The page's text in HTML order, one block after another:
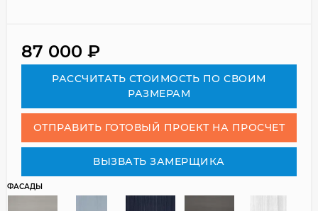
87 000 ₽
РАСCЧИТАТЬ СТОИМОСТЬ ПО СВОИМ
РАЗМЕРАМ
ОТПРАВИТЬ ГОТОВЫЙ ПРОЕКТ НА ПРОСЧЕТ
ВЫЗВАТЬ ЗАМЕРЩИКА
ФАСАДЫ